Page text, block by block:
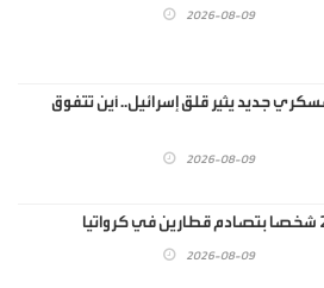
2026-08-09
جديد يثير قلق إسرائيل.. أين تتفوق
2026-08-09
2026-08-09